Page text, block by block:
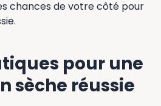
chances de votre côté pour
pour une
sèche réussie